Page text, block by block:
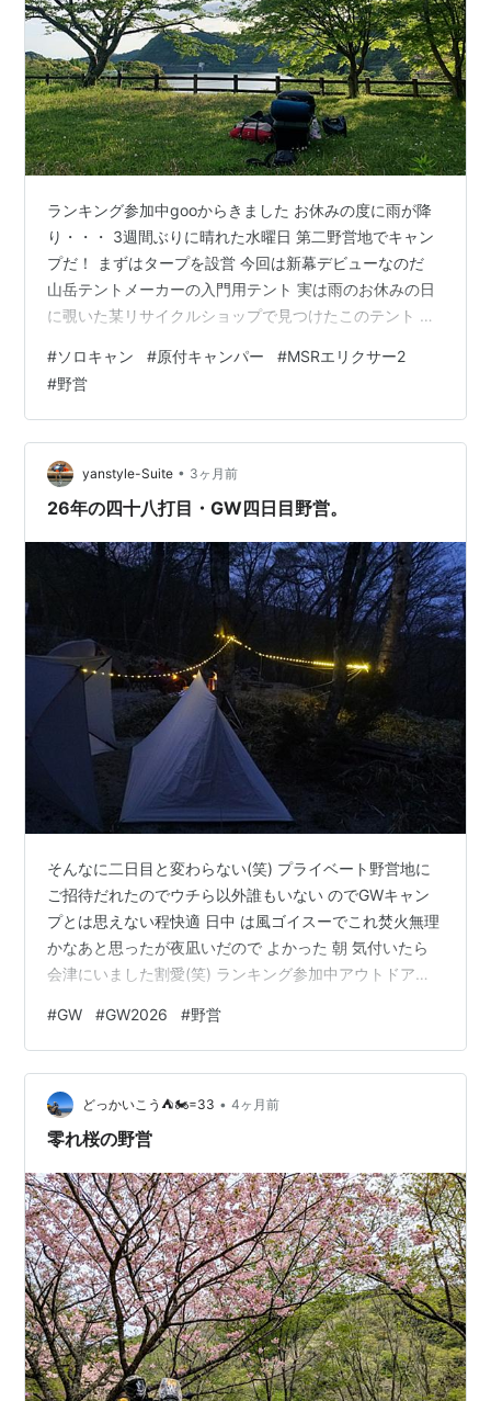
ランキング参加中gooからきました お休みの度に雨が降
り・・・ 3週間ぶりに晴れた水曜日 第二野営地でキャン
プだ！ まずはタープを設営 今回は新幕デビューなのだ
山岳テントメーカーの入門用テント 実は雨のお休みの日
に覗いた某リサイクルショップで見つけたこのテント 相
てもらって確認したところ状態がとても良かったのでそ
の場で買ってしまった インナーの上部はフルメッシュ 冬
はムリかもしれないけれどこれからの季節は使えそう 二
人用なので中も広々 フライをかけて・・・ いいじゃん、
カッコイイ！ そのテントをタープの端っこに入れ込みま
す 「オガワ張り」と…
#ソロキャン #原付キャンパー #MSRエリクサー2
#野営
yanstyle-Suite • 3ヶ月前
26年の四十八打目・GW四日目野営。
そんなに二日目と変わらない(笑) プライベート野営地に
ご招待だれたのでウチら以外誰もいない のでGWキャン
プとは思えない程快適 日中 は風ゴイスーでこれ焚火無理
かなあと思ったが夜凪いだので よかった 朝 気付いたら
会津にいました割愛(笑) ランキング参加中アウトドア遊
#GW #GW2026 #野営
どっかいこう⛺🏍=33 • 4ヶ月前
零れ桜の野営